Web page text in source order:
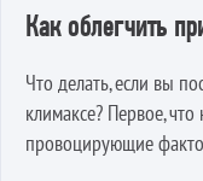
Как облегчить
Что делать, если вы
климаксе? Первое,
провоцирующие